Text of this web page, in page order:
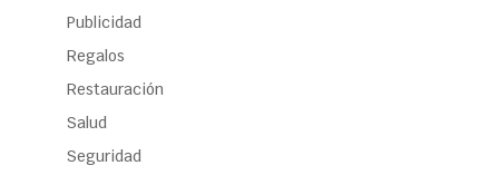
Publicidad
Regalos
Restauración
Salud
Seguridad